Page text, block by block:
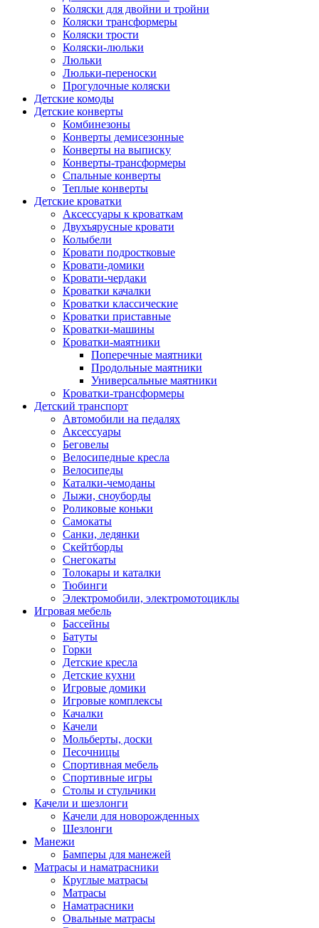
Коляски для двойни и тройни
Коляски трансформеры
Коляски трости
Коляски-люльки
Люльки
Люльки-переноски
Прогулочные коляски
Детские комоды
Детские конверты
Комбинезоны
Конверты демисезонные
Конверты на выписку
Конверты-трансформеры
Спальные конверты
Теплые конверты
Детские кроватки
Аксессуары к кроваткам
Двухъярусные кровати
Колыбели
Кровати подростковые
Кровати-домики
Кровати-чердаки
Кроватки качалки
Кроватки классические
Кроватки приставные
Кроватки-машины
Кроватки-маятники
Поперечные маятники
Продольные маятники
Универсальные маятники
Кроватки-трансформеры
Детский транспорт
Автомобили на педалях
Аксессуары
Беговелы
Велосипедные кресла
Велосипеды
Каталки-чемоданы
Лыжи, сноуборды
Роликовые коньки
Самокаты
Санки, ледянки
Скейтборды
Снегокаты
Толокары и каталки
Тюбинги
Электромобили, электромотоциклы
Игровая мебель
Бассейны
Батуты
Горки
Детские кресла
Детские кухни
Игровые домики
Игровые комплексы
Качалки
Качели
Мольберты, доски
Песочницы
Спортивная мебель
Спортивные игры
Столы и стульчики
Качели и шезлонги
Качели для новорожденных
Шезлонги
Манежи
Бамперы для манежей
Матрасы и наматрасники
Круглые матрасы
Матрасы
Наматрасники
Овальные матрасы